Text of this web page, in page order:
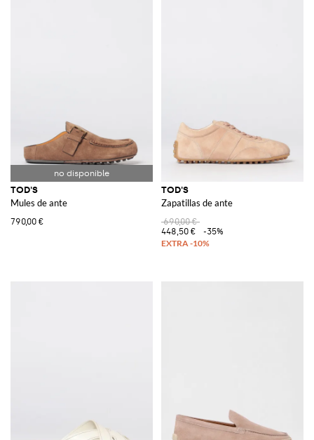
TOD'S
Mules de ante
790,00 €
TOD'S
Zapatillas de ante
690,00 €
448,50 €
-35%